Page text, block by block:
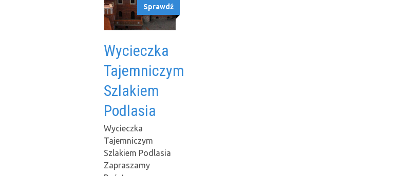
Sprawdź
Wycieczka
Tajemniczym
Szlakiem
Podlasia
Wycieczka
Tajemniczym
Szlakiem Podlasia
Zapraszamy